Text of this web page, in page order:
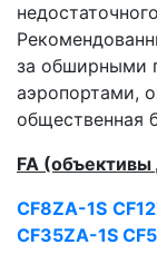
за обширными
аэропортами,
общественная
FA
CF8ZA-1S
CF35ZA-1S